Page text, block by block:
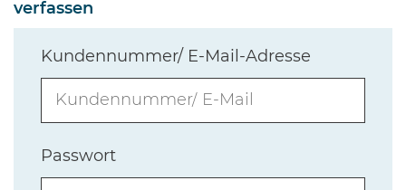
verfassen
Kundennummer/ E-Mail-Adresse
Passwort